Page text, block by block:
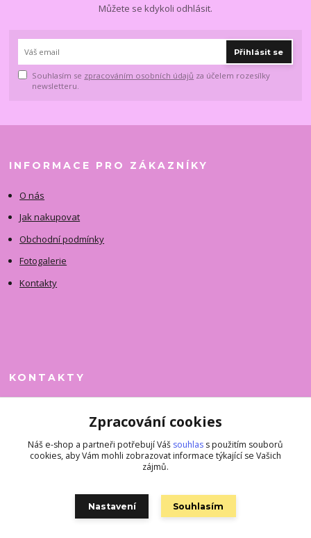
Můžete se kdykoli odhlásit.
Přihlásit se
Souhlasím se zpracováním osobních údajů za účelem rozesílky
newsletteru.
INFORMACE PRO ZÁKAZNÍKY
O nás
Jak nakupovat
Obchodní podmínky
Fotogalerie
Kontakty
KONTAKTY
+420 731 390 323
superkousky@jetovmode.cz
Zpracování cookies
Náš e-shop a partneři potřebují Váš souhlas s použitím souborů
cookies, aby Vám mohli zobrazovat informace týkající se Vašich
zájmů.
Nastavení Souhlasím